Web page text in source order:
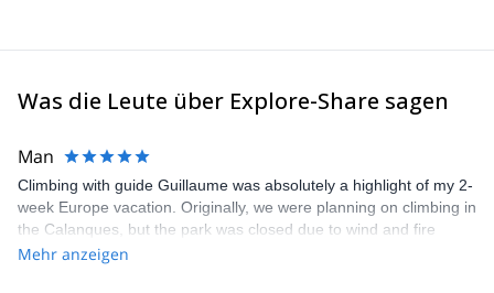
Was die Leute über Explore-Share sagen
Man
Climbing with guide Guillaume was absolutely a highlight of my 2-
week Europe vacation. Originally, we were planning on climbing in
the Calanques, but the park was closed due to wind and fire
danger. Guillaume chose another amazing location (Pic de
Mehr anzeigen